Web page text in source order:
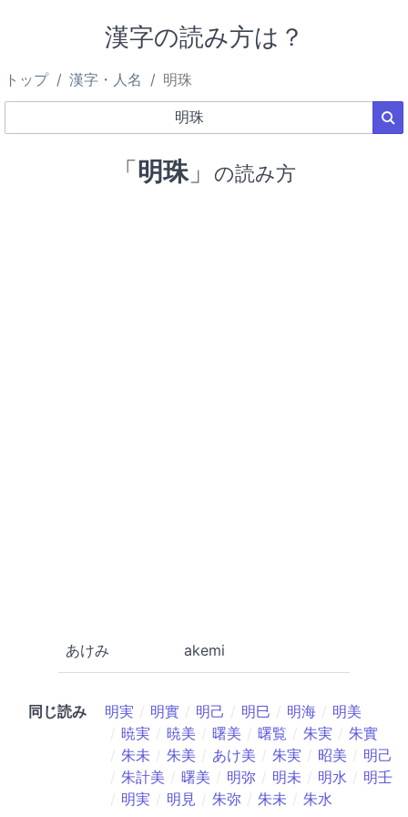
漢字の読み方は？
トップ 漢字・人名 明珠
「明珠」 の読み方
あけみ akemi
同じ読み 明実 明實 明己 明巳 明海
明美
暁実
暁美 曙美 曙覧 朱実
朱實
朱未
朱美 あけ美 朱実 昭美
明己
朱計美
曙美 明弥 明未 明水
明壬
明実
明見 朱弥 朱未 朱水